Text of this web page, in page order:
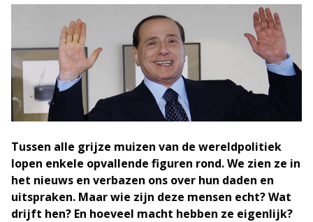
Tussen alle grijze muizen van de wereldpolitiek
lopen enkele opvallende figuren rond. We zien ze in
het nieuws en verbazen ons over hun daden en
uitspraken. Maar wie zijn deze mensen echt? Wat
drijft hen? En hoeveel macht hebben ze eigenlijk?